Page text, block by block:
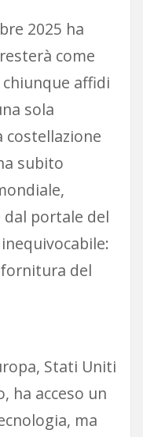
2025 ha
come
chiunque affidi
sola
subito
portale del
fornitura del
Stati Uniti
ha acceso un
ma